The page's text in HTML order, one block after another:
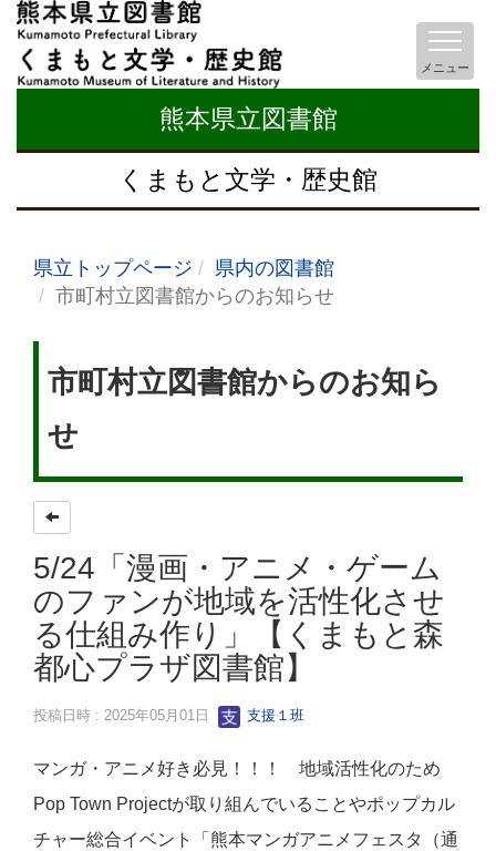
熊本県立図書館
くまもと文学・歴史館
メニュー
県立トップページ
県内の図書館
市町村立図書館からのお知らせ
市町村立図書館からのお知ら
せ
5/24「漫画・アニメ・ゲーム
のファンが地域を活性化させ
る仕組み作り」【くまもと森
都心プラザ図書館】
投稿日時 : 2025年05月01日 支援１班
マンガ・アニメ好き必見！！！ 地域活性化のため
Pop Town Projectが取り組んでいることやポップカル
チャー総合イベント「熊本マンガアニメフェスタ（通